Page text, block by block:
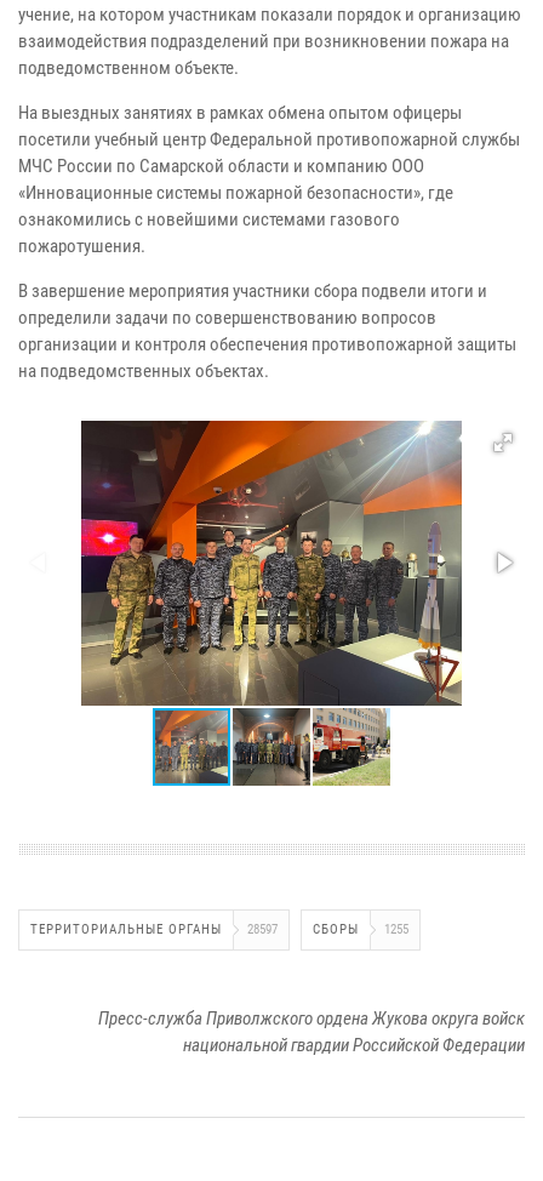
учение, на котором участникам показали порядок и организацию
взаимодействия подразделений при возникновении пожара на
подведомственном объекте.
На выездных занятиях в рамках обмена опытом офицеры
посетили учебный центр Федеральной противопожарной службы
МЧС России по Самарской области и компанию ООО
«Инновационные системы пожарной безопасности», где
ознакомились с новейшими системами газового
пожаротушения.
В завершение мероприятия участники сбора подвели итоги и
определили задачи по совершенствованию вопросов
организации и контроля обеспечения противопожарной защиты
на подведомственных объектах.
ТЕРРИТОРИАЛЬНЫЕ ОРГАНЫ 28597 СБОРЫ 1255
Пресс-служба Приволжского ордена Жукова округа войск
национальной гвардии Российской Федерации